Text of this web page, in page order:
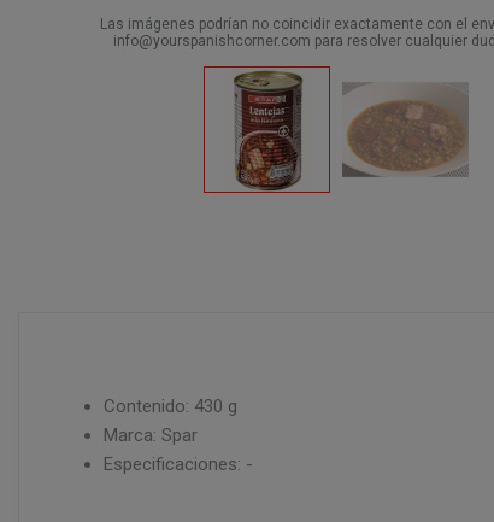
Las imágenes podrían no coincidir exactamente con el
info@yourspanishcorner.com para resolver cualquier
Contenido: 430 g
Marca: Spar
Especificaciones: -